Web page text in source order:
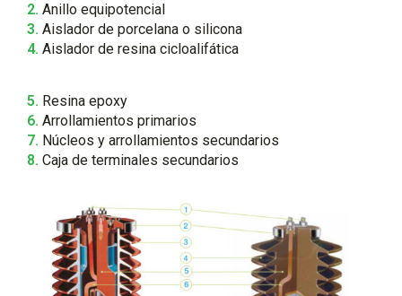
2. Anillo equipotencial
3. Aislador de porcelana o silicona
4. Aislador de resina cicloalifática
5. Resina epoxy
6. Arrollamientos primarios
7. Núcleos y arrollamientos secundarios
8. Caja de terminales secundarios